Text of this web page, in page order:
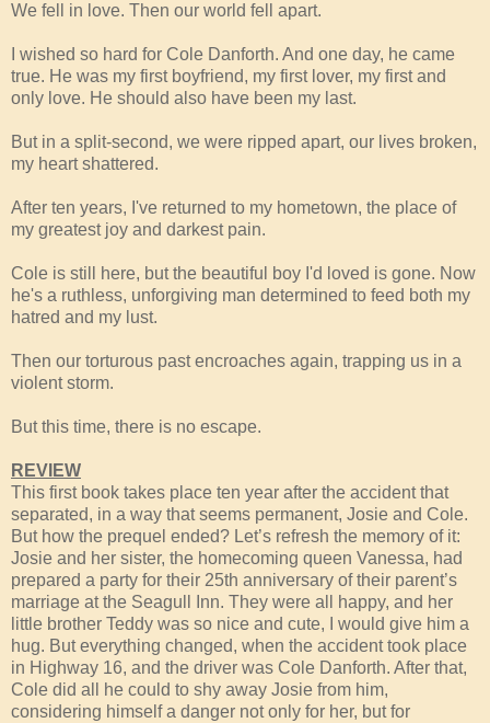
We fell in love. Then our world fell apart.
I wished so hard for Cole Danforth. And one day, he came
true. He was my first boyfriend, my first lover, my first and
only love. He should also have been my last.
But in a split-second, we were ripped apart, our lives broken,
my heart shattered.
After ten years, I've returned to my hometown, the place of
my greatest joy and darkest pain.
Cole is still here, but the beautiful boy I'd loved is gone. Now
he's a ruthless, unforgiving man determined to feed both my
hatred and my lust.
Then our torturous past encroaches again, trapping us in a
violent storm.
But this time, there is no escape.
REVIEW
This first book takes place ten year after the accident that
separated, in a way that seems permanent, Josie and Cole.
But how the prequel ended? Let’s refresh the memory of it:
Josie and her sister, the homecoming queen Vanessa, had
prepared a party for their 25th anniversary of their parent’s
marriage at the Seagull Inn. They were all happy, and her
little brother Teddy was so nice and cute, I would give him a
hug. But everything changed, when the accident took place
in Highway 16, and the driver was Cole Danforth. After that,
Cole did all he could to shy away Josie from him,
considering himself a danger not only for her, but for